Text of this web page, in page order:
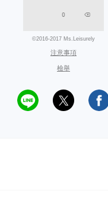
©2016-2017 Ms.Leisurely
注意事項
檢舉